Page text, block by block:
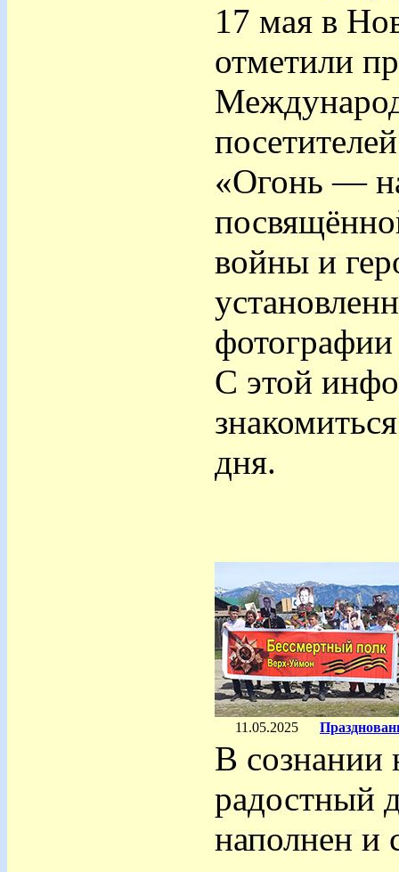
17 мая в
отметили
«Огонь —
войны и
С этой
дня.
11.05.2025
В сознании
радостный
наполнен и